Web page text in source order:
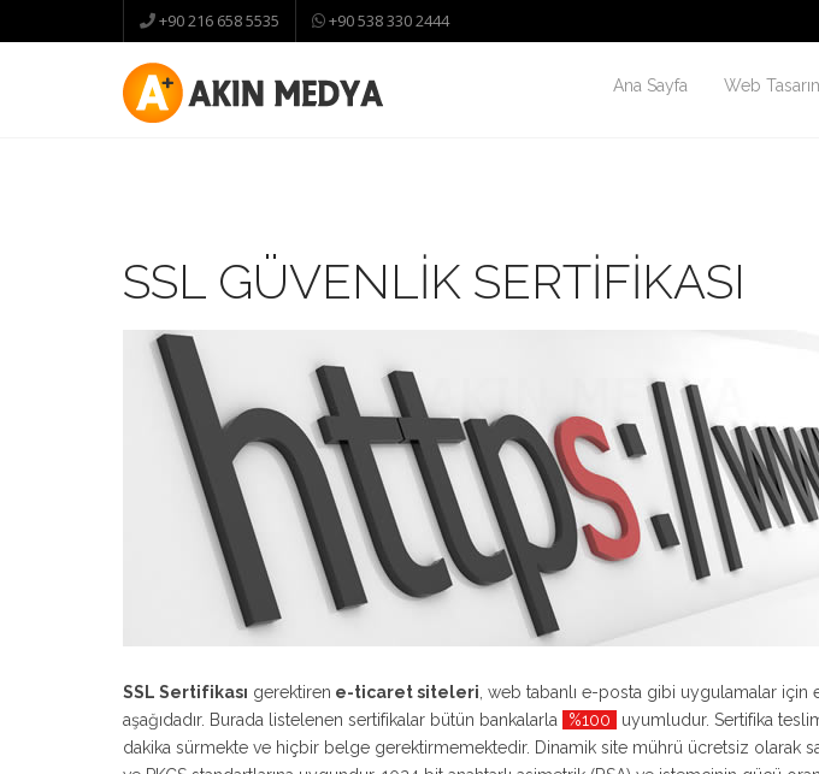
+90 216 658 5535 +90 538 330 2444
Ana Sayfa Web
SSL GÜVENLIK SERTIFIKASI
SSL Sertifikası gerektiren e-ticaret siteleri , web tabanlı e-posta gibi uygulamalar
aşağıdadır. Burada listelenen sertifikalar bütün bankalarla
%100
uyumludur. Sertifika
dakika sürmekte ve hiçbir belge gerektirmemektedir. Dinamik site mührü ücretsiz olarak